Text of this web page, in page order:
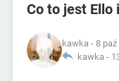
Co to jest Ello
kawka - 8
kawka -